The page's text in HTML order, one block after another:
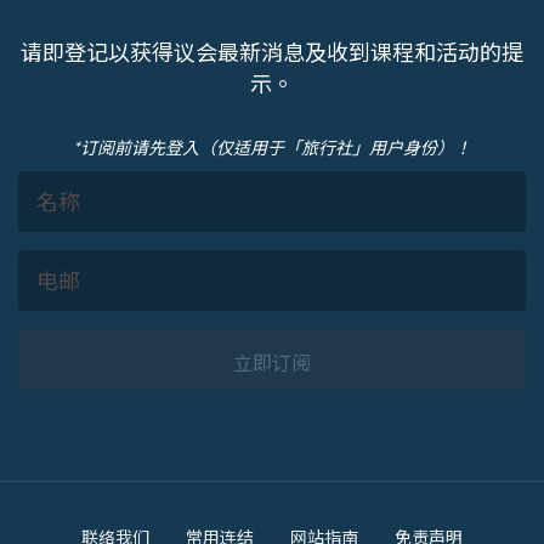
请即登记以获得议会最新消息及收到课程和活动的提
示。
*订阅前请先登入（仅适用于「旅行社」用户身份）！
立即订阅
联络我们 常用连结 网站指南 免责声明